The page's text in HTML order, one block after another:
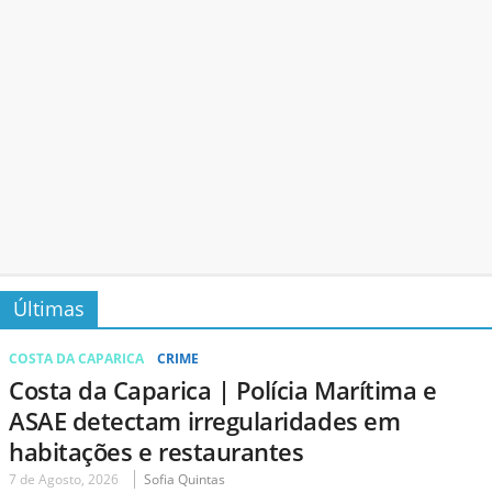
Últimas
COSTA DA CAPARICA CRIME
Costa da Caparica | Polícia Marítima e
ASAE detectam irregularidades em
habitações e restaurantes
7 de Agosto, 2026 Sofia Quintas